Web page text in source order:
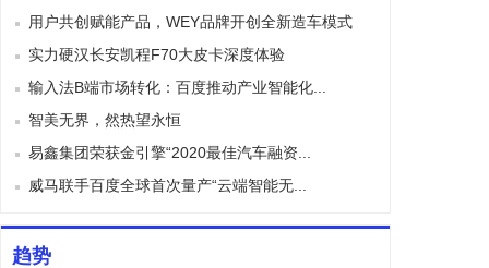
用户共创赋能产品，WEY品牌开创全新造车模式
实力硬汉长安凯程F70大皮卡深度体验
输入法B端市场转化：百度推动产业智能化...
智美无界，然热望永恒
易鑫集团荣获金引擎“2020最佳汽车融资...
威马联手百度全球首次量产“云端智能无...
趋势